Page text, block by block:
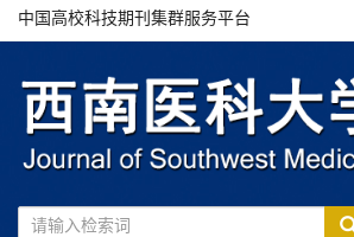
中国高校科技期刊集群服务平台